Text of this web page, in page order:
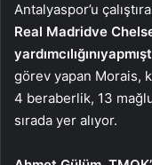
Antalyaspor’u
Real Madridve
yardımcılığını
görev yapan Morais,
4 beraberlik, 13
sırada yer alıyor.